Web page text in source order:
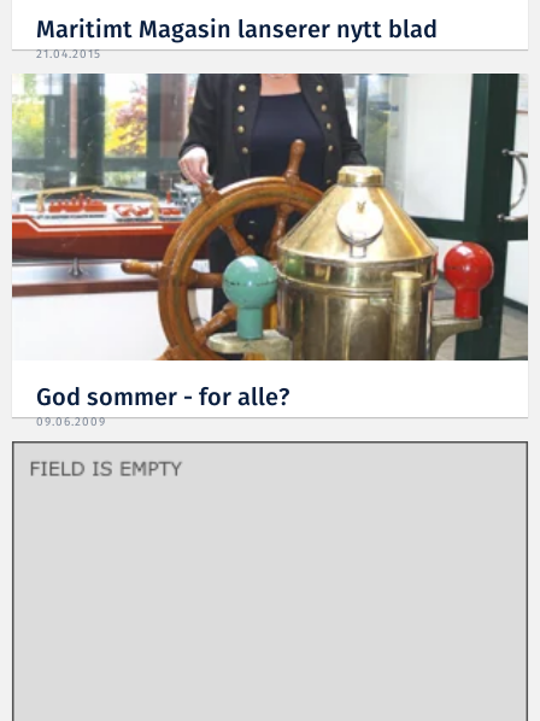
Maritimt Magasin lanserer nytt blad
21.04.2015
God sommer - for alle?
09.06.2009